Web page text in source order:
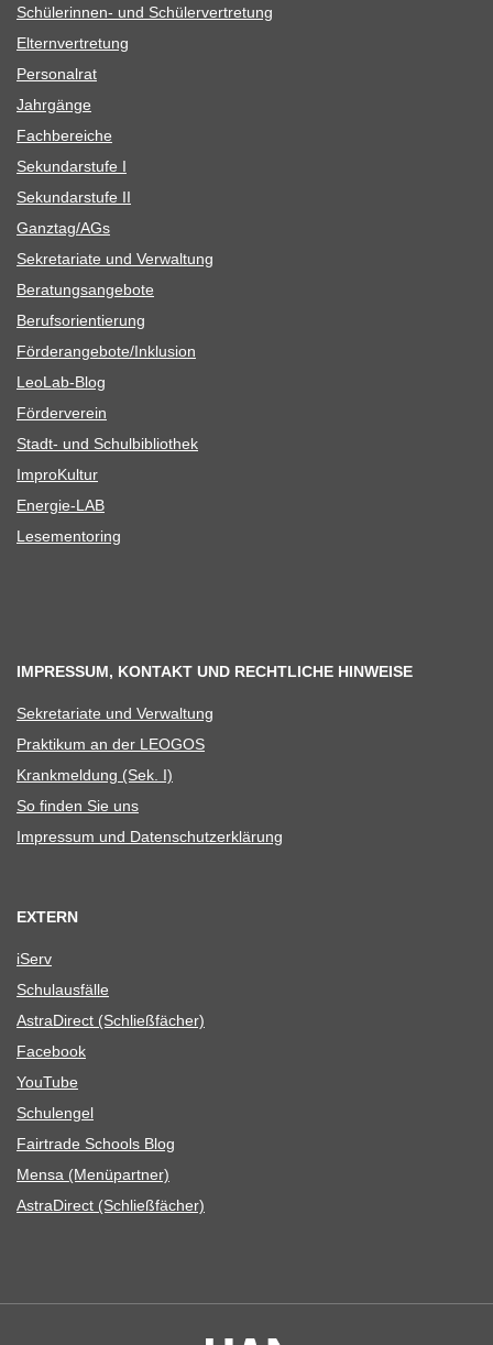
Schü­le­rin­nen- und Schülervertretung
Eltern­ver­tre­tung
Per­so­nal­rat
Jahr­gänge
Fach­be­rei­che
Sekun­dar­stufe I
Sekun­dar­stufe II
Ganztag/​​AGs
Sekre­ta­riate und Verwaltung
Bera­tungs­an­ge­bote
Berufs­ori­en­tie­rung
Förderangebote/​​Inklusion
Leo­Lab-Blog
För­der­ver­ein
Stadt- und Schulbibliothek
Impro­Kul­tur
Ener­­gie-LAB
Lese­men­to­ring
IMPRESSUM, KONTAKT UND RECHTLICHE HINWEISE
Sekre­ta­riate und Verwaltung
Prak­ti­kum an der LEOGOS
Krank­mel­dung (Sek. I)
So fin­den Sie uns
Impres­sum und Datenschutzerklärung
EXTERN
iServ
Schul­aus­fälle
Astra­Di­rect (Schließ­fä­cher)
Face­book
You­Tube
Schul­en­gel
Fair­trade Schools Blog
Mensa (Menü­part­ner)
Astra­Di­rect (Schließ­fä­cher)